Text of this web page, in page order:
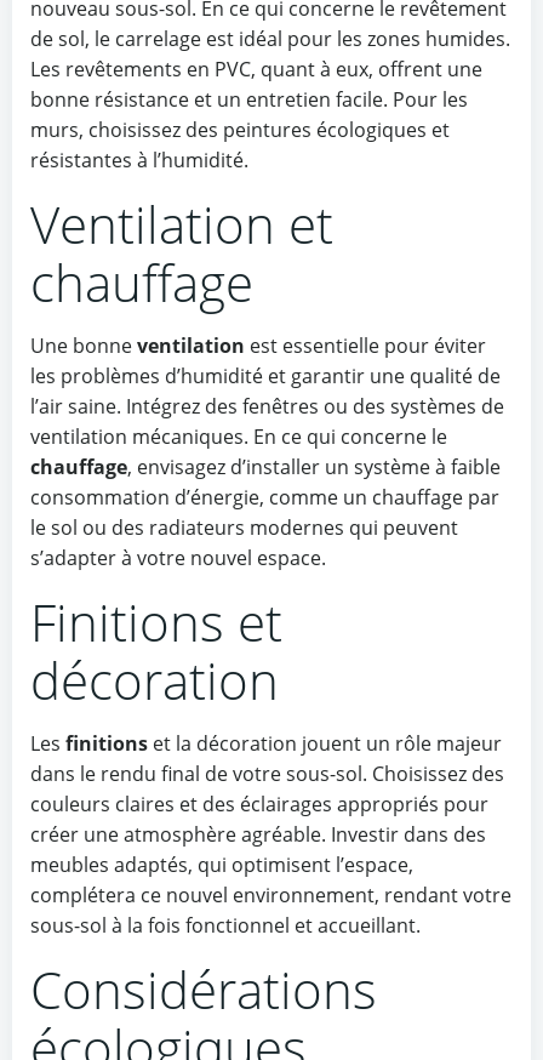
nouveau sous-sol. En ce qui concerne le revêtement
de sol, le carrelage est idéal pour les zones humides.
Les revêtements en PVC, quant à eux, offrent une
bonne résistance et un entretien facile. Pour les
murs, choisissez des peintures écologiques et
résistantes à l’humidité.
Ventilation et
chauffage
Une bonneventilation est essentielle pour éviter
les problèmes d’humidité et garantir une qualité de
l’air saine. Intégrez des fenêtres ou des systèmes de
ventilation mécaniques. En ce qui concerne le
chauffage, envisagez d’installer un système à faible
consommation d’énergie, comme un chauffage par
le sol ou des radiateurs modernes qui peuvent
s’adapter à votre nouvel espace.
Finitions et
décoration
Les finitions et la décoration jouent un rôle majeur
dans le rendu final de votre sous-sol. Choisissez des
couleurs claires et des éclairages appropriés pour
créer une atmosphère agréable. Investir dans des
meubles adaptés, qui optimisent l’espace,
complétera ce nouvel environnement, rendant votre
sous-sol à la fois fonctionnel et accueillant.
Considérations